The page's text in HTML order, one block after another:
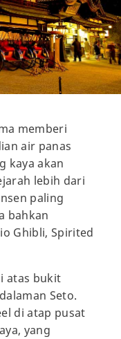
memberi
air panas
kaya akan
lebih dari
paling
bahkan
Ghibli, Spirited
atas bukit
Seto.
di atap pusat
yang